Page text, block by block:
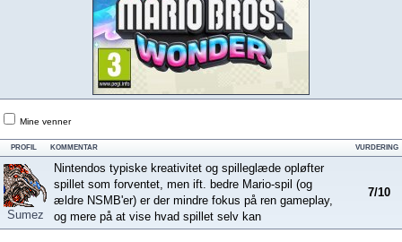
Mine venner
PROFIL KOMMENTAR VURDERING
Sumez
Nintendos typiske kreativitet og spilleglæde opløfter
spillet som forventet, men ift. bedre Mario-spil (og
ældre NSMB'er) er der mindre fokus på ren gameplay,
og mere på at vise hvad spillet selv kan
7/10